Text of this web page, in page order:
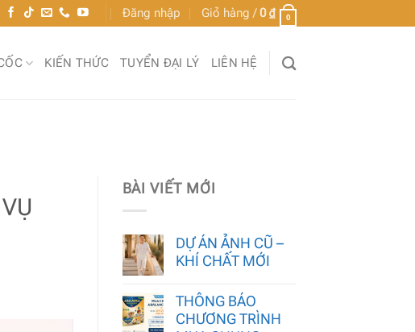
Đăng nhập Giỏ hàng /0₫ 0
KIẾN THỨC TUYỂN ĐẠI LÝ LIÊN HỆ
BÀI VIẾT MỚI
DỰ ÁN ẢNH CŨ –
KHÍ CHẤT MỚI
THÔNG BÁO
CHƯƠNG TRÌNH